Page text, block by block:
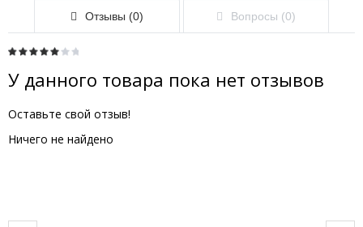
Отзывы (0) Вопросы (0)
У данного товара пока нет отзывов
Оставьте свой отзыв!
Ничего не найдено